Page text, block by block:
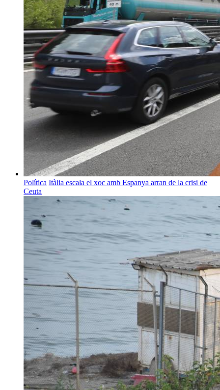
Política Itàlia escala el xoc amb Espanya arran de la crisi de
Ceuta